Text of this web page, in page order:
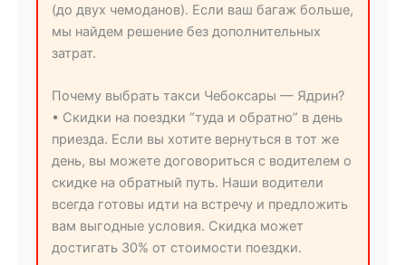
(до двух чемоданов). Если ваш багаж больше,
мы найдем решение без дополнительных
затрат.
Почему выбрать такси Чебоксары — Ядрин?
• Скидки на поездки “туда и обратно” в день
приезда. Если вы хотите вернуться в тот же
день, вы можете договориться с водителем о
скидке на обратный путь. Наши водители
всегда готовы идти на встречу и предложить
вам выгодные условия. Скидка может
достигать 30% от стоимости поездки.